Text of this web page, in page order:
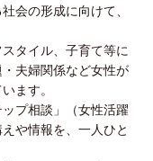
会の形成に向けて、
タイル、子育て等に
夫婦関係など女性が
ます。
プ相談」（女性活躍
や情報を、一人ひと